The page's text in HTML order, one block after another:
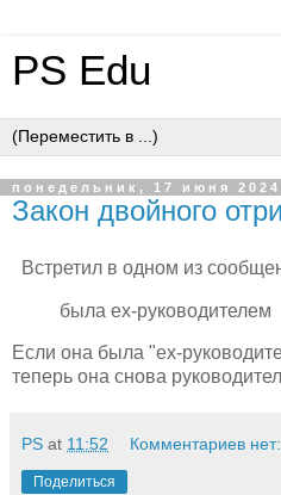
PS Edu
понедельник, 17 июня 2024
Закон двойного
Встретил в одном из
была ex-руководителем
Если она была "ex-
теперь она снова
PS at 11:52 Комментариев нет:
Поделиться